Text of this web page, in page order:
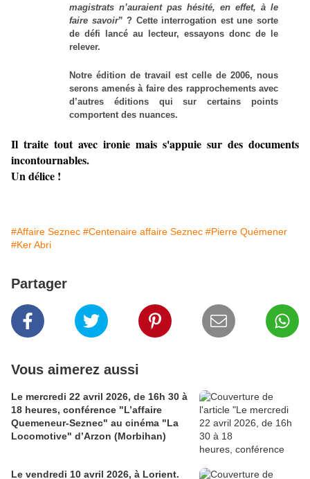
magistrats n’auraient pas hésité, en effet, à le
faire savoir” ? Cette interrogation est une sorte
de défi lancé au lecteur, essayons donc de le
relever.
Notre édition de travail est celle de 2006, nous
serons amenés à faire des rapprochements avec
d’autres éditions qui sur certains points
comportent des nuances.
Il traite tout avec ironie mais s'appuie sur des documents
incontournables.
Un délice !
#Affaire Seznec #Centenaire affaire Seznec #Pierre Quémener
#Ker Abri
Partager
Vous aimerez aussi
Le mercredi 22 avril 2026, de 16h 30 à
18 heures, conférence "L’affaire
Quemeneur-Seznec" au cinéma "La
Locomotive" d’Arzon (Morbihan)
Le vendredi 10 avril 2026, à Lorient.